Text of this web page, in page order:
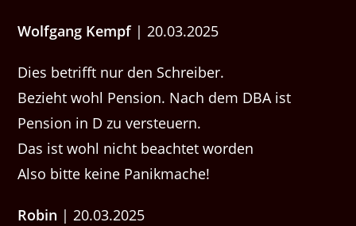
Wolfgang Kempf | 20.03.2025
Dies betrifft nur den Schreiber.
Bezieht wohl Pension. Nach dem DBA ist
Pension in D zu versteuern.
Das ist wohl nicht beachtet worden
Also bitte keine Panikmache!
Robin | 20.03.2025